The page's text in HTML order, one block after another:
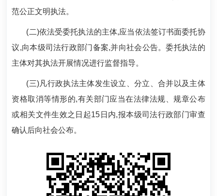
范公正文明执法。
(二)依法受委托执法的主体,应当依法签订书面委托协
议,向本级司法行政部门备案,并向社会公告。委托执法的
主体对其执法开展情况进行监督指导。
(三)凡行政执法主体发生设立、分立、合并以及主体
资格取消等情形的,有关部门应当在法律法规、规章公布
或相关文件生效之日起15日内,报本级司法行政部门审查
确认后向社会公布。